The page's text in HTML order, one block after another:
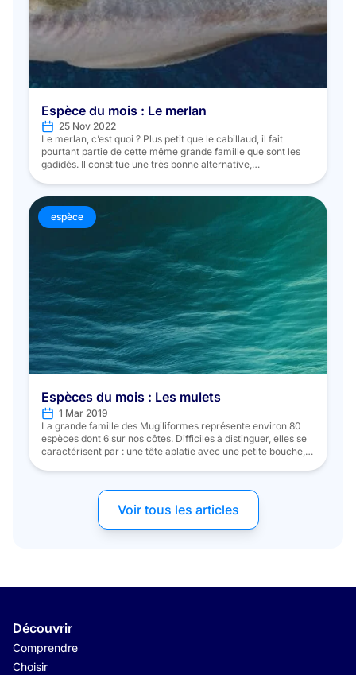
Espèce du mois : Le merlan
25 Nov 2022
Le merlan, c’est quoi ? Plus petit que le cabillaud, il fait
pourtant partie de cette même grande famille que sont les
gadidés. Il constitue une très bonne alternative,
dernière, le merlan, Merlangius merlangus, […]
espèce
Espèces du mois : Les mulets
1 Mar 2019
La grande famille des Mugiliformes représente environ 80
espèces dont 6 sur nos côtes. Difficiles à distinguer, elles se
caractérisent par : une tête aplatie avec une petite bouche,
sont régulièrement sur les listes saisonnières du programme
Mr.Goodfish, […]
Voir tous les articles
Découvrir
Comprendre
Choisir